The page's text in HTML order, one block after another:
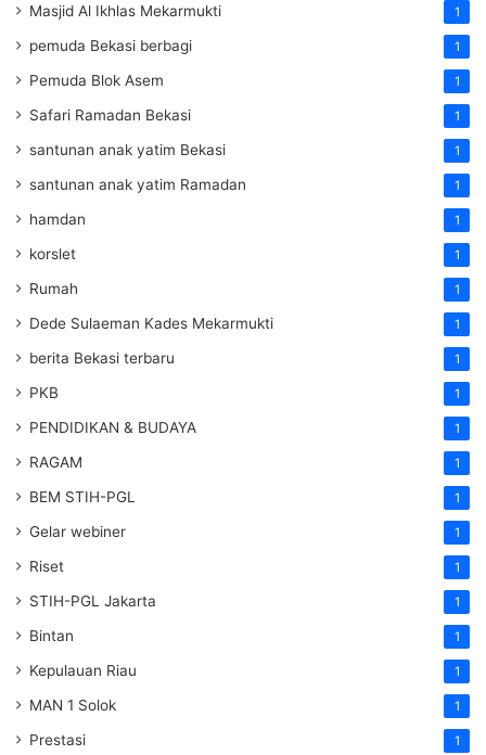
Masjid Al Ikhlas Mekarmukti 1
pemuda Bekasi berbagi 1
Pemuda Blok Asem 1
Safari Ramadan Bekasi 1
santunan anak yatim Bekasi 1
santunan anak yatim Ramadan 1
hamdan 1
korslet 1
Rumah 1
Dede Sulaeman Kades Mekarmukti 1
berita Bekasi terbaru 1
PKB 1
PENDIDIKAN & BUDAYA 1
RAGAM 1
BEM STIH-PGL 1
Gelar webiner 1
Riset 1
STIH-PGL Jakarta 1
Bintan 1
Kepulauan Riau 1
MAN 1 Solok 1
Prestasi 1